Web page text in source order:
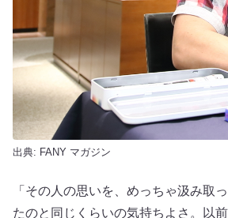
出典: FANY マガジン
「その人の思いを、めっちゃ汲み取
たのと同じくらいの気持ちよさ。以